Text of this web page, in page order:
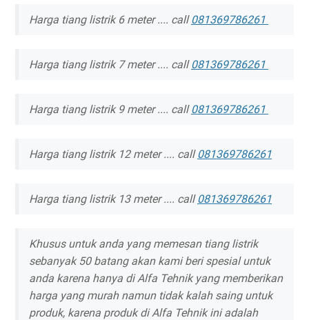
Harga tiang listrik 6 meter .... call081369786261
Harga tiang listrik 7 meter .... call081369786261
Harga tiang listrik 9 meter .... call081369786261
Harga tiang listrik 12 meter .... call081369786261
Harga tiang listrik 13 meter .... call081369786261
Khusus untuk anda yang memesan tiang listrik
sebanyak 50 batang akan kami beri spesial untuk
anda karena hanya di Alfa Tehnik yang memberikan
harga yang murah namun tidak kalah saing untuk
produk, karena produk di Alfa Tehnik ini adalah